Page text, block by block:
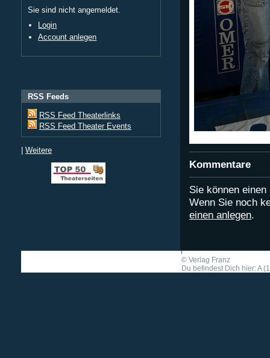
Sie sind nicht angemeldet.
Login
Account anlegen
RSS Feeds
RSS Feed Theaterlinks
RSS Feed Theater Events
| Weitere
Kommentare
Sie können
Wenn Sie noch
einen anlegen.
© Verlag Franz
Du befindest Dich hier: A